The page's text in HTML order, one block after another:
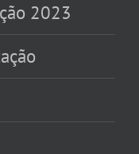
2023